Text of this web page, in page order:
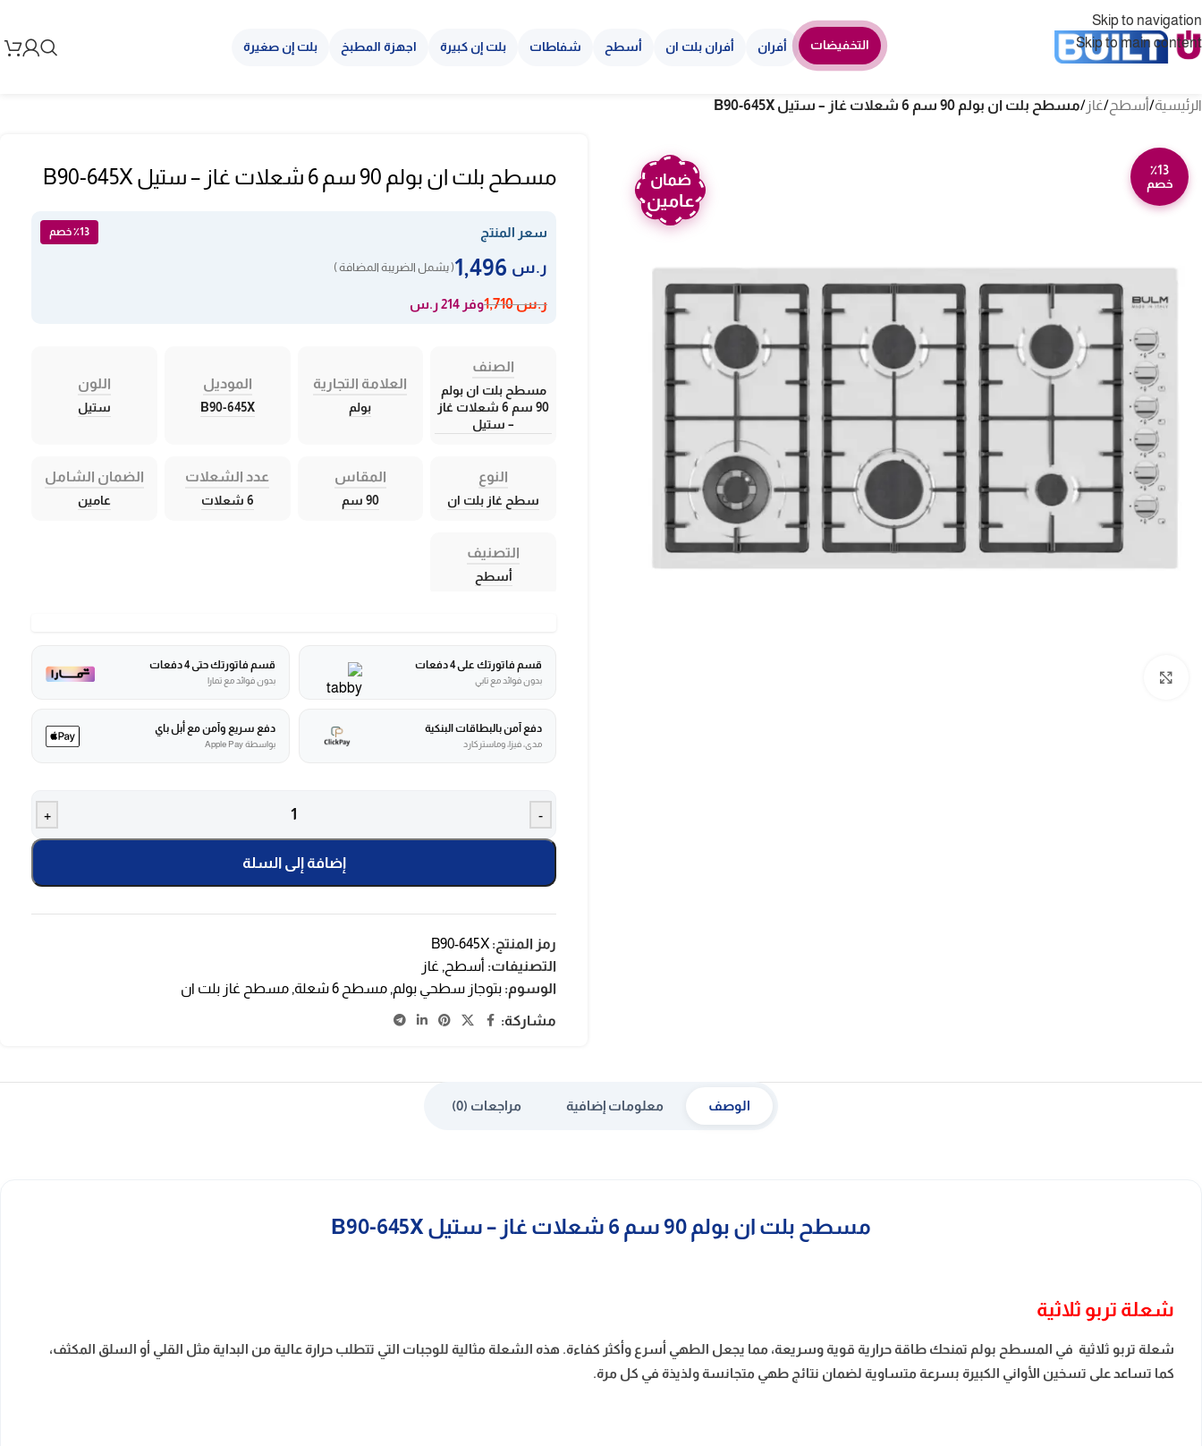
Skip to navigation
Skip to main content
التخفيضات أفران أفران بلت ان أسطح شفاطات بلت إن كبيرة اجهزة المطبخ بلت إن صغيرة
الرئيسية/أسطح/غاز /مسطح بلت ان بولم 90 سم 6 شعلات غاز – ستيل B90-645X
٪13
خصم
ضمان
عامين
مسطح بلت ان بولم 90 سم 6 شعلات غاز – ستيل B90-645X
سعر المنتج ٪13 خصم
ر.س ( يشمل الضريبة المضافة )
ر.س1,710 وفر 214 ر.س
الصنف
مسطح بلت ان بولم
90 سم 6 شعلات غاز
– ستيل
العلامة التجارية
بولم
الموديل
B90-645X
اللون
ستيل
النوع
سطح غاز بلت ان
المقاس
90 سم
عدد الشعلات
6 شعلات
الضمان الشامل
عامين
التصنيف
أسطح
قسم فاتورتك على 4 دفعات
بدون فوائد مع تابي
قسم فاتورتك حتى 4 دفعات
بدون فوائد مع تمارا
دفع آمن بالبطاقات البنكية
مدى، فيزا، وماستركارد
دفع سريع وآمن مع أبل باي
بواسطة Apple Pay
-
+
إضافة إلى السلة
رمز المنتج: B90-645X
التصنيفات: أسطح , غاز
الوسوم: بتوجاز سطحي بولم, مسطح 6 شعلة , مسطح غاز بلت ان
مشاركة:
الوصف معلومات إضافية مراجعات (0)
مسطح بلت ان بولم 90 سم 6 شعلات غاز – ستيل B90-645X
شعلة تربو ثلاثية
شعلة تربو ثلاثية في المسطح بولم تمنحك طاقة حرارية قوية وسريعة، مما يجعل الطهي أسرع وأكثر كفاءة. هذه الشعلة مثالية للوجبات التي تتطلب حرارة عالية من البداية مثل القلي أو السلق المكثف،
كما تساعد على تسخين الأواني الكبيرة بسرعة متساوية لضمان نتائج طهي متجانسة ولذيذة في كل مرة.